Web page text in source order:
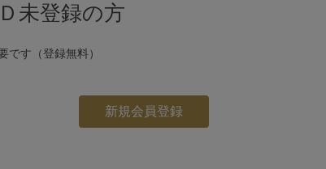
未登録の方
す（登録無料）